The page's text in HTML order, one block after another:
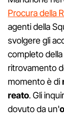
Procura della
agenti della
svolgere gli
completo
ritrovamento
momento è di
reato. Gli
dovuto da un'